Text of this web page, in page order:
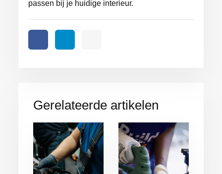
passen bij je huidige interieur.
Gerelateerde artikelen